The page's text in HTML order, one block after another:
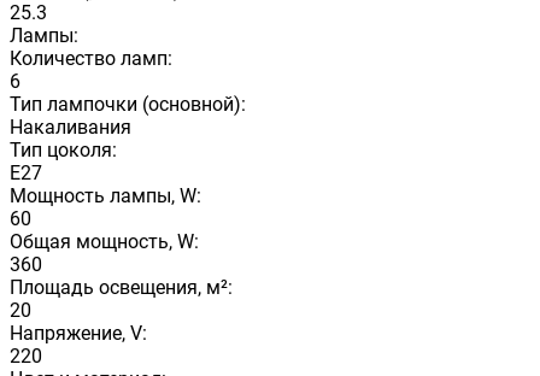
25.3
Лампы:
Количество ламп:
6
Тип лампочки (основной):
Накаливания
Тип цоколя:
E27
Мощность лампы, W:
60
Общая мощность, W:
360
Площадь освещения, м²:
20
Напряжение, V:
220